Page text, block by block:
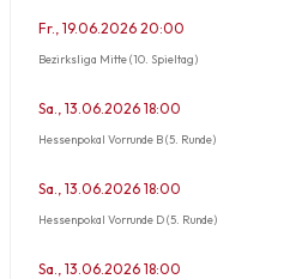
Fr., 19.06.2026 20:00
Bezirksliga Mitte (10. Spieltag)
Sa., 13.06.2026 18:00
Hessenpokal Vorrunde B (5. Runde)
Sa., 13.06.2026 18:00
Hessenpokal Vorrunde D (5. Runde)
Sa., 13.06.2026 18:00